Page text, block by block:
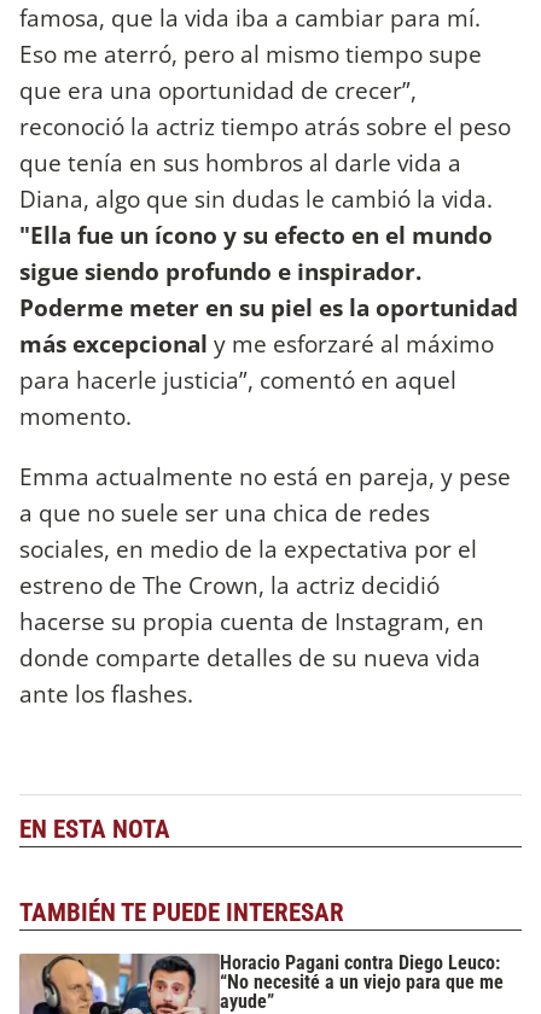
famosa, que la vida iba a cambiar para mí.
Eso me aterró, pero al mismo tiempo supe
que era una oportunidad de crecer”,
reconoció la actriz tiempo atrás sobre el peso
que tenía en sus hombros al darle vida a
Diana, algo que sin dudas le cambió la vida.
"Ella fue un ícono y su efecto en el mundo
sigue siendo profundo e inspirador.
Poderme meter en su piel es la oportunidad
más excepcional y me esforzaré al máximo
para hacerle justicia”, comentó en aquel
momento.
Emma actualmente no está en pareja, y pese
a que no suele ser una chica de redes
sociales, en medio de la expectativa por el
estreno de The Crown, la actriz decidió
hacerse su propia cuenta de Instagram, en
donde comparte detalles de su nueva vida
ante los flashes.
EN ESTA NOTA
TAMBIÉN TE PUEDE INTERESAR
Horacio Pagani contra Diego Leuco:
“No necesité a un viejo para que me
ayude”